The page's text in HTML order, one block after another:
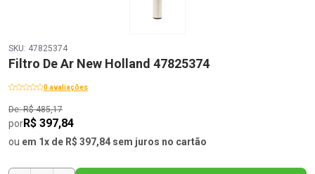
SKU: 47825374
Filtro De Ar New Holland 47825374
0 avaliações
De: R$ 485,17
porR$ 397,84
ou em 1x de R$ 397,84 sem juros no cartão